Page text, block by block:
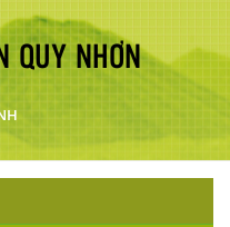
QUY NHƠN